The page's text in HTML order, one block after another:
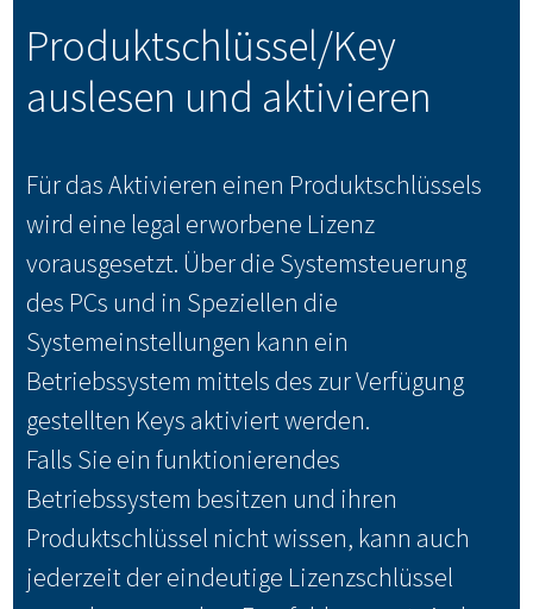
Produktschlüssel/Key
auslesen und aktivieren
Für das Aktivieren einen Produktschlüssels
wird eine legal erworbene Lizenz
vorausgesetzt. Über die Systemsteuerung
des PCs und in Speziellen die
Systemeinstellungen kann ein
Betriebssystem mittels des zur Verfügung
gestellten Keys aktiviert werden.
Falls Sie ein funktionierendes
Betriebssystem besitzen und ihren
Produktschlüssel nicht wissen, kann auch
jederzeit der eindeutige Lizenzschlüssel